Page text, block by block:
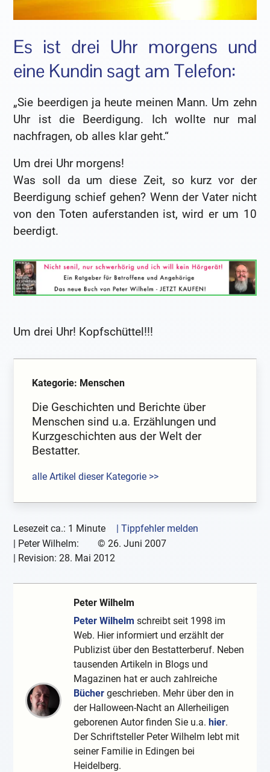
Es ist drei Uhr morgens und
eine Kundin sagt am Telefon:
„Sie beerdigen ja heute meinen Mann. Um zehn
Uhr ist die Beerdigung. Ich wollte nur mal
nachfragen, ob alles klar geht.“
Um drei Uhr morgens!
Was soll da um diese Zeit, so kurz vor der
Beerdigung schief gehen? Wenn der Vater nicht
von den Toten auferstanden ist, wird er um 10
beerdigt.
Um drei Uhr! Kopfschüttel!!!
Kategorie: Menschen
Die Geschichten und Berichte über
Menschen sind u.a. Erzählungen und
Kurzgeschichten aus der Welt der
Bestatter.
alle Artikel dieser Kategorie >>
Lesezeit ca.: 1 Minute
| Tippfehler melden
| Peter Wilhelm: © 26. Juni 2007
| Revision:28. Mai 2012
Peter Wilhelm
Peter Wilhelm schreibt seit 1998 im
Web. Hier informiert und erzählt der
Publizist über den Bestatterberuf. Neben
tausenden Artikeln in Blogs und
Magazinen hat er auch zahlreiche
Bücher geschrieben. Mehr über den in
der Halloween-Nacht an Allerheiligen
geborenen Autor finden Sie u.a.hier.
Der Schriftsteller Peter Wilhelm lebt mit
seiner Familie in Edingen bei
Heidelberg.